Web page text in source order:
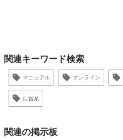
関連キーワード検索
マニュアル オンライン
自営業
関連の掲示板